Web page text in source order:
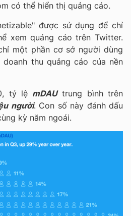
có thể hiển thị quảng cáo.
được sử dụng để chỉ
xem quảng cáo trên Twitter.
một phần cơ sở người dùng
thu quảng cáo của nền
tỷ lệ mDAUtrung bình trên
người. Con số này đánh dấu
kỳ năm ngoái.